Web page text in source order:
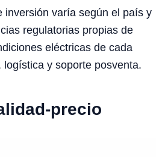
inversión varía según el país y
regulatorias propias de
eléctricas de cada
logística y soporte posventa.
precio